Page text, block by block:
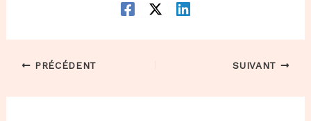
PRÉCÉDENT SUIVANT